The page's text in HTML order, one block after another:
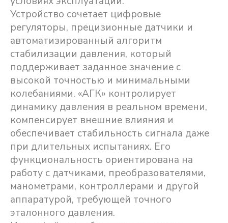
Устройство сочетает цифровые
регуляторы, прецизионные датчики и
автоматизированный алгоритм
стабилизации давления, который
поддерживает заданное значение с
высокой точностью и минимальными
колебаниями. «АГК» контролирует
динамику давления в реальном времени,
компенсирует внешние влияния и
обеспечивает стабильность сигнала даже
при длительных испытаниях. Его
функциональность ориентирована на
работу с датчиками, преобразователями,
манометрами, контроллерами и другой
аппаратурой, требующей точного
эталонного давления.